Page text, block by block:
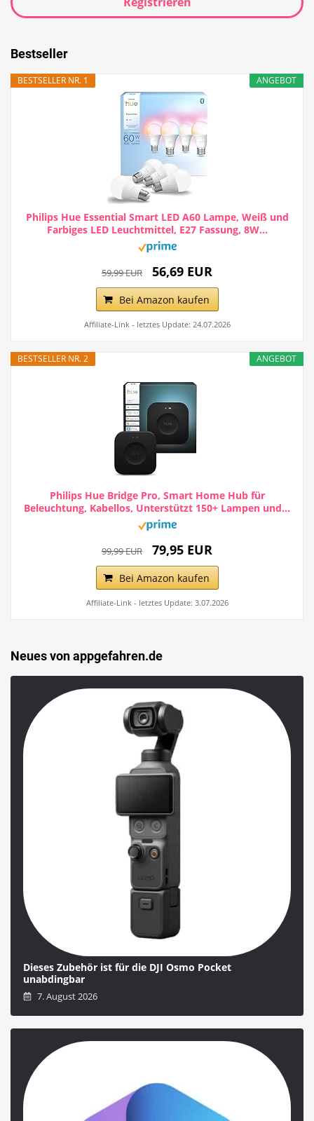
Bestseller
ANGEBOT
BESTSELLER NR. 1
Philips Hue Essential Smart LED A60 Lampe, Weiß und
Farbiges LED Leuchtmittel, E27 Fassung, 8W...
59,99 EUR 56,69 EUR
Bei Amazon kaufen
Affiliate-Link - letztes Update: 24.07.2026
ANGEBOT
BESTSELLER NR. 2
Philips Hue Bridge Pro, Smart Home Hub für
Beleuchtung, Kabellos, Unterstützt 150+ Lampen und...
99,99 EUR 79,95 EUR
Bei Amazon kaufen
Affiliate-Link - letztes Update: 3.07.2026
Neues von appgefahren.de
Dieses Zubehör ist für die DJI Osmo Pocket
unabdingbar
7. August 2026